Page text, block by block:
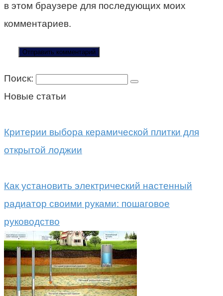
в этом браузере для последующих моих
комментариев.
Поиск:
Новые статьи
Критерии выбора керамической плитки для
открытой лоджии
Как установить электрический настенный
радиатор своими руками: пошаговое
руководство